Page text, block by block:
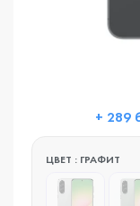
+ 289
ЦВЕТ : ГРАФИТ